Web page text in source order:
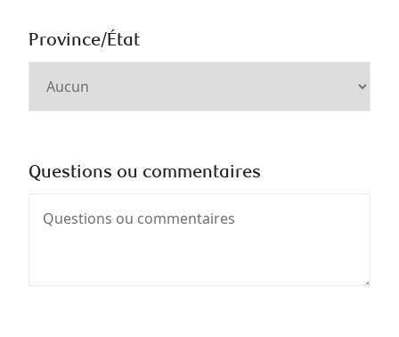
Province/État
Questions ou commentaires